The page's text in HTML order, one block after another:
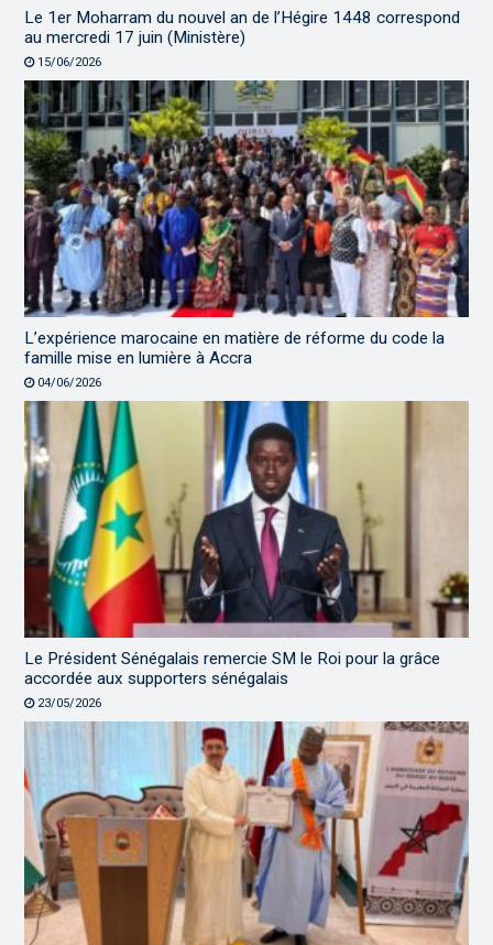
Le 1er Moharram du nouvel an de l’Hégire 1448 correspond
au mercredi 17 juin (Ministère)
15/06/2026
L’expérience marocaine en matière de réforme du code la
famille mise en lumière à Accra
04/06/2026
Le Président Sénégalais remercie SM le Roi pour la grâce
accordée aux supporters sénégalais
23/05/2026